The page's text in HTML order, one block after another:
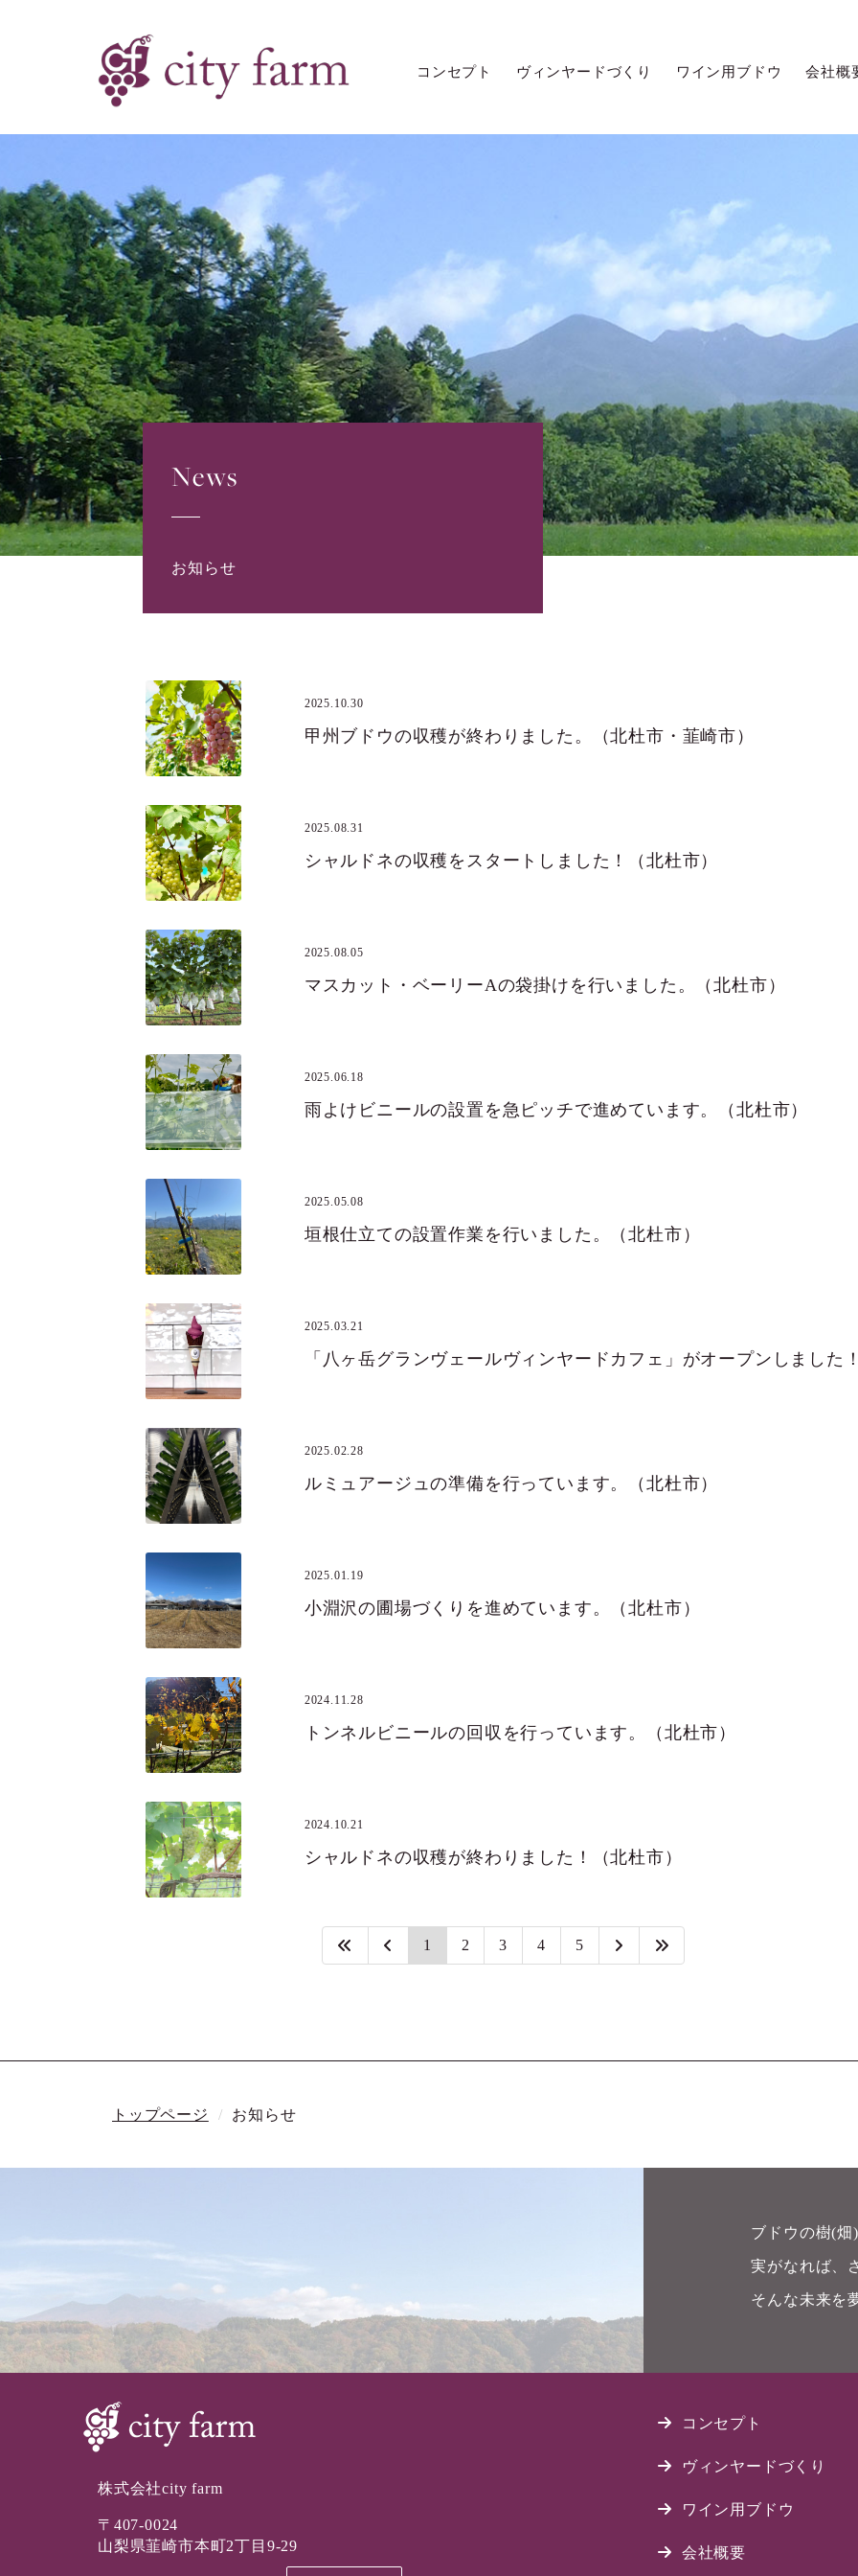
コンセプト ヴィンヤードづくり ワイン用ブドウ 会社概
News
お知らせ
2025.10.30
甲州ブドウの収穫が終わりました。（北杜市・韮崎市）
2025.08.31
シャルドネの収穫をスタートしました！（北杜市）
2025.08.05
マスカット・ベーリーAの袋掛けを行いました。（北杜市）
2025.06.18
雨よけビニールの設置を急ピッチで進めています。（北杜市）
2025.05.08
垣根仕立ての設置作業を行いました。（北杜市）
2025.03.21
2025.02.28
ルミュアージュの準備を行っています。（北杜市）
2025.01.19
小淵沢の圃場づくりを進めています。（北杜市）
2024.11.28
トンネルビニールの回収を行っています。（北杜市）
2024.10.21
シャルドネの収穫が終わりました！（北杜市）
1 2 3 4 5
トップページ お知らせ
ブドウの樹(畑
実がなれば、
そんな未来を
株式会社city farm
〒407-0024
山梨県韮崎市本町2丁目9-29
コンセプト
ヴィンヤードづくり
ワイン用ブドウ
会社概要